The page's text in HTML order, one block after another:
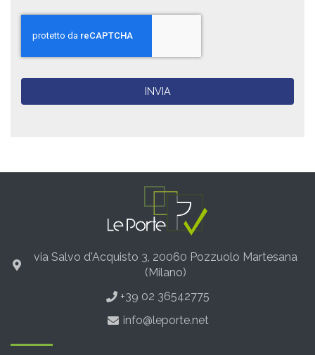
INVIA
via Salvo d'Acquisto 3, 20060 Pozzuolo Martesana
(Milano)
+39 02 36542775
info@leporte.net